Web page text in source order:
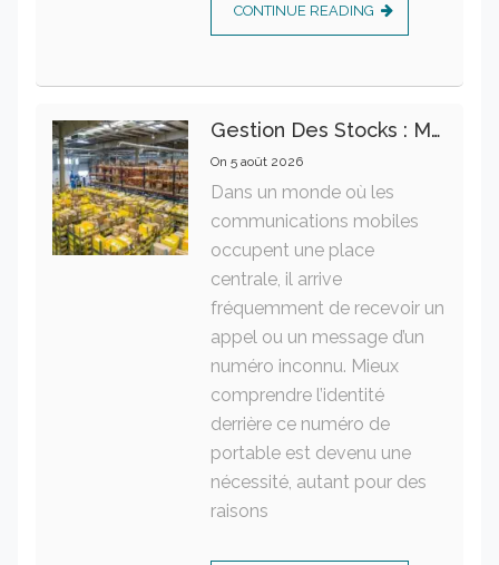
CONTINUE READING
Gestion Des Stocks : Meilleures Pratiques Intralogistiques
On 5 août 2026
Dans un monde où les
communications mobiles
occupent une place
centrale, il arrive
fréquemment de recevoir un
appel ou un message d’un
numéro inconnu. Mieux
comprendre l’identité
derrière ce numéro de
portable est devenu une
nécessité, autant pour des
raisons